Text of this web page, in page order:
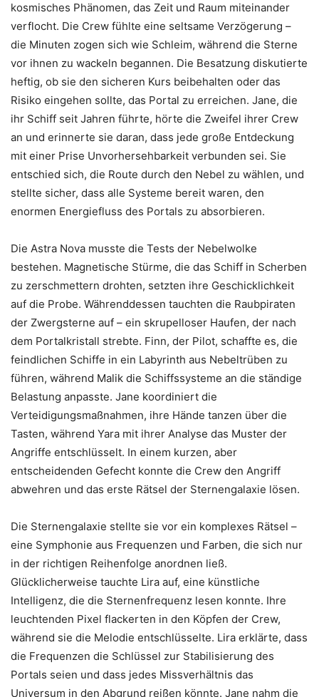
kosmisches Phänomen, das Zeit und Raum miteinander
verflocht. Die Crew fühlte eine seltsame Verzögerung –
die Minuten zogen sich wie Schleim, während die Sterne
vor ihnen zu wackeln begannen. Die Besatzung diskutierte
heftig, ob sie den sicheren Kurs beibehalten oder das
Risiko eingehen sollte, das Portal zu erreichen. Jane, die
ihr Schiff seit Jahren führte, hörte die Zweifel ihrer Crew
an und erinnerte sie daran, dass jede große Entdeckung
mit einer Prise Unvorhersehbarkeit verbunden sei. Sie
entschied sich, die Route durch den Nebel zu wählen, und
stellte sicher, dass alle Systeme bereit waren, den
enormen Energiefluss des Portals zu absorbieren.
Die Astra Nova musste die Tests der Nebelwolke
bestehen. Magnetische Stürme, die das Schiff in Scherben
zu zerschmettern drohten, setzten ihre Geschicklichkeit
auf die Probe. Währenddessen tauchten die Raubpiraten
der Zwergsterne auf – ein skrupelloser Haufen, der nach
dem Portalkristall strebte. Finn, der Pilot, schaffte es, die
feindlichen Schiffe in ein Labyrinth aus Nebeltrüben zu
führen, während Malik die Schiffssysteme an die ständige
Belastung anpasste. Jane koordiniert die
Verteidigungsmaßnahmen, ihre Hände tanzen über die
Tasten, während Yara mit ihrer Analyse das Muster der
Angriffe entschlüsselt. In einem kurzen, aber
entscheidenden Gefecht konnte die Crew den Angriff
abwehren und das erste Rätsel der Sternengalaxie lösen.
Die Sternengalaxie stellte sie vor ein komplexes Rätsel –
eine Symphonie aus Frequenzen und Farben, die sich nur
in der richtigen Reihenfolge anordnen ließ.
Glücklicherweise tauchte Lira auf, eine künstliche
Intelligenz, die die Sternenfrequenz lesen konnte. Ihre
leuchtenden Pixel flackerten in den Köpfen der Crew,
während sie die Melodie entschlüsselte. Lira erklärte, dass
die Frequenzen die Schlüssel zur Stabilisierung des
Portals seien und dass jedes Missverhältnis das
Universum in den Abgrund reißen könnte. Jane nahm die